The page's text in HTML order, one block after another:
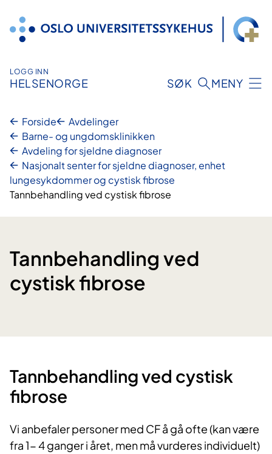
innhold
LOGG INN
HELSENORGE SØK MENY
Forside
Avdelinger
Barne- og ungdomsklinikken
Avdeling for sjeldne diagnoser
Nasjonalt senter for sjeldne diagnoser, enhet
lungesykdommer og cystisk fibrose
Tannbehandling ved cystisk fibrose
Tannbehandling ved
cystisk fibrose
Tannbehandling ved cystisk
fibrose
Vi anbefaler personer med CF å gå ofte (kan være
fra 1- 4 ganger i året, men må vurderes individuelt)